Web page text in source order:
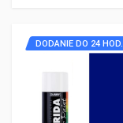
DODANIE DO 24 HOD.